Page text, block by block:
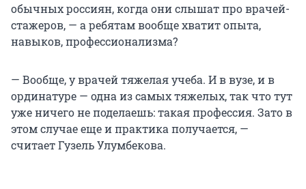
обычных россиян, когда они слышат про врачей-
стажеров, — а ребятам вообще хватит опыта,
навыков, профессионализма?
— Вообще, у врачей тяжелая учеба. И в вузе, и в
ординатуре — одна из самых тяжелых, так что тут
уже ничего не поделаешь: такая профессия. Зато в
этом случае еще и практика получается, —
считает Гузель Улумбекова.